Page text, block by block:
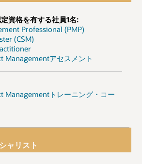
資格を有する社員1名:
Professional (PMP)
(CSM)
Managementアセスメント
Managementトレーニング・コー
ャリスト